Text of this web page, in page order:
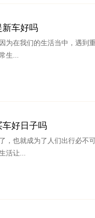
新车好吗
在我们的生活当中，遇到
生...
好日子吗
，也就成为了人们出行必不
活让...